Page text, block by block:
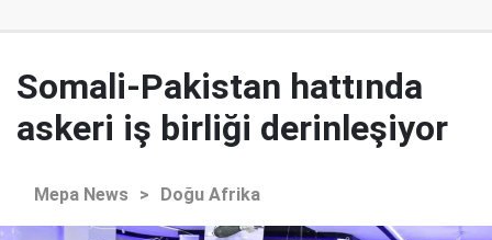
Somali-Pakistan hattında
askeri iş birliği derinleşiyor
Mepa News > Doğu Afrika